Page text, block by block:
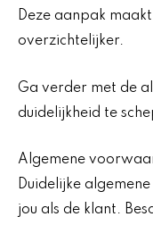
Deze aanpak
overzichtelijker.
Ga verder met de
duidelijkheid te
Algemene
Duidelijke
jou als de klant.